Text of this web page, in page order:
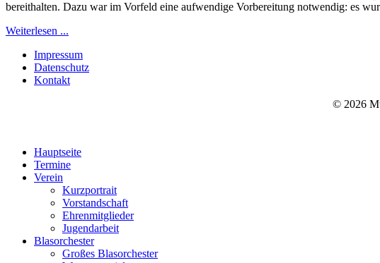
bereithalten. Dazu war im Vorfeld eine aufwendige Vorbereitung notwendig: es
Weiterlesen ...
Impressum
Datenschutz
Kontakt
© 2026
Hauptseite
Termine
Verein
Kurzportrait
Vorstandschaft
Ehrenmitglieder
Jugendarbeit
Blasorchester
Großes Blasorchester